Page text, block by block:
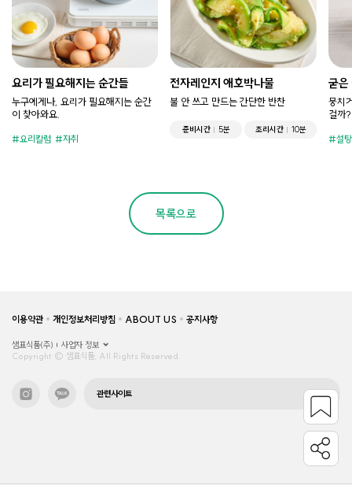
요리가 필요해지는 순간들
누구에게나, 요리가 필요해지는 순간
이 찾아와요.
요리칼럼 자취
전자레인지 애호박나물
불 안 쓰고 만드는 간단한 반찬
준비시간 5분 조리시간 10분
굳은
뭉치
걸까?
설탕
목록으로
이용약관 개인정보처리방침 ABOUT US 공지사항
샘표식품(주)
사업자 정보
Copyright © 샘표식품, All Rights Reserved.
관련사이트